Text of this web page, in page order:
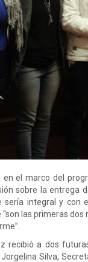
en el marco del
sobre la entrega
integral y con
las primeras
recibió a dos
Jorgelina Silva,